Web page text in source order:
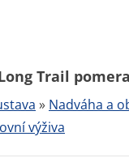
Trail
» Nadváha a
výživa